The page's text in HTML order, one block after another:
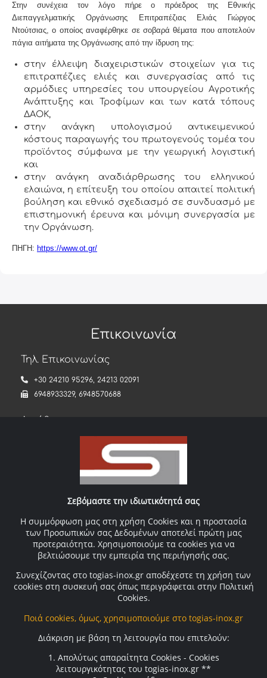
Σεβόμαστε την ιδιωτικότητά σας
Η συμμόρφωση μας στη χρήση Cookies και η προστασία
των Προσωπικών σας Δεδομένων αποτελεί πρώτη μας
προτεραιότητα. Χρησιμοποιούμε τα cookies για να
βελτιώσουμε την εμπειρία της περιήγησής σας.
Συνεχίζοντας στο togias-inox.gr αποδέχεστε τη χρήση των
cookies στη συσκευή σας όπως περιγράφεται στην Πολιτική
Cookies.
Ποιά cookies, όμως, χρησιμοποιούμε στο togias-inox.gr
Διάκριση με βάση τη λειτουργία που επιτελούν:
1. Απολύτως απαραίτητα Cookies - Cookies
λειτουργικότητας του togias-inox.gr **
Στην συνέχεια τον λόγο πήρε ο πρόεδρος της Εθνικής
Διεπαγγελματικής Οργάνωσης Επιτραπέζιας Ελιάς Γιώργος
Ντούτσιας, ο οποίος αναφέρθηκε σε σοβαρά θέματα που αποτελούν
πάγια αιτήματα της Οργάνωσης από την ίδρυση της:
στην έλλειψη διαχειριστικών στοιχείων για τις
επιτραπέζιες ελιές και συνεργασίας από τις
αρμόδιες υπηρεσίες του υπουργείου Αγροτικής
Ανάπτυξης και Τροφίμων και των κατά τόπους
ΔΑΟΚ,
στην ανάγκη υπολογισμού αντικειμενικού
κόστους παραγωγής του πρωτογενούς τομέα του
προϊόντος σύμφωνα με την γεωργική λογιστική
και
στην ανάγκη αναδιάρθρωσης του ελληνικού
ελαιώνα, η επίτευξη του οποίου απαιτεί πολιτική
βούληση και εθνικό σχεδιασμό σε συνδυασμό με
επιστημονική έρευνα και μόνιμη συνεργασία με
την Οργάνωση.
ΠΗΓΗ: https://www.ot.gr/
Επικοινωνία
Τηλ. Επικοινωνίας
+30 24210 95296, 24213 02091
6948933329, 6948570688
ΒΙΟ.ΠΑ. Ο.Τ.13, Α’ ΒΙΠΕ ΒΟΛΟΥ Τ.Θ. 1052, Βόλου 2, τ.κ.
sokratistogias@gmail.com
Όροι χρήσης
Όροι χρήσης
Πολιτική απορρήτου
Πολιτική Cookies
Ακολουθήστε μας
Χρήσιμοι σύνδεσμοι